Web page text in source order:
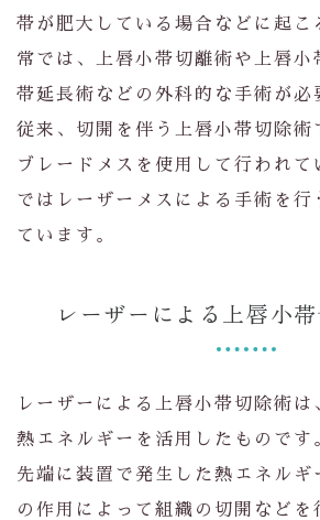
帯が肥大している場合などに起こ
常では、上唇小帯切離術や上唇小
帯延長術などの外科的な手術が必
従来、切開を伴う上唇小帯切除術
ブレードメスを使用して行われて
ではレーザーメスによる手術を行
ています。
レーザーによる上唇小
レーザーによる上唇小帯切除術は
熱エネルギーを活用したものです
先端に装置で発生した熱エネルギ
の作用によって組織の切開などを